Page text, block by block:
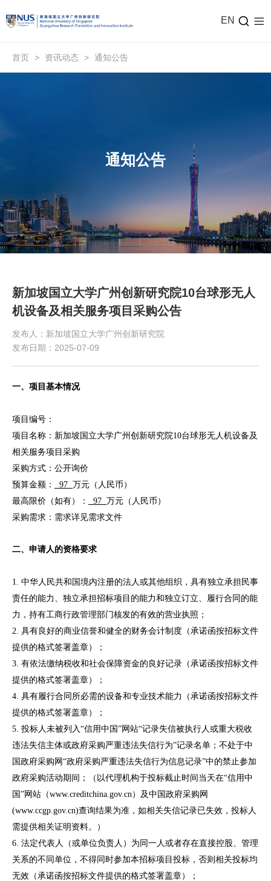
EN
首页 > 资讯动态 > 通知公告
通知公告
新加坡国立大学广州创新研究院10台球形无人
机设备及相关服务项目采购公告
发布人：新加坡国立大学广州创新研究院
发布日期：2025-07-09
一、项目基本情况
项目编号：
项目名称：新加坡国立大学广州创新研究院10台球形无人机设备及
相关服务项目采购
采购方式：公开询价
预算金额：
97 万元（人民币）
最高限价（如有）：
97 万元（人民币）
采购需求：需求详见需求文件
二、申请人的资格要求
1. 中华人民共和国境内注册的法人或其他组织，具有独立承担民事
责任的能力、独立承担招标项目的能力和独立订立、履行合同的能
力，持有工商行政管理部门核发的有效的营业执照；
2. 具有良好的商业信誉和健全的财务会计制度（承诺函按招标文件
提供的格式签署盖章）；
3. 有依法缴纳税收和社会保障资金的良好记录（承诺函按招标文件
提供的格式签署盖章）；
4. 具有履行合同所必需的设备和专业技术能力（承诺函按招标文件
提供的格式签署盖章）；
5. 投标人未被列入“信用中国”网站“记录失信被执行人或重大税收
违法失信主体或政府采购严重违法失信行为”记录名单；不处于中
国政府采购网“政府采购严重违法失信行为信息记录”中的禁止参加
政府采购活动期间；（以代理机构于投标截止时间当天在“信用中
国”网站（www.creditchina.gov.cn）及中国政府采购网
(www.ccgp.gov.cn)查询结果为准，如相关失信记录已失效，投标人
需提供相关证明资料。）
6. 法定代表人（或单位负责人）为同一人或者存在直接控股、管理
关系的不同单位，不得同时参加本招标项目投标，否则相关投标均
无效（承诺函按招标文件提供的格式签署盖章）；